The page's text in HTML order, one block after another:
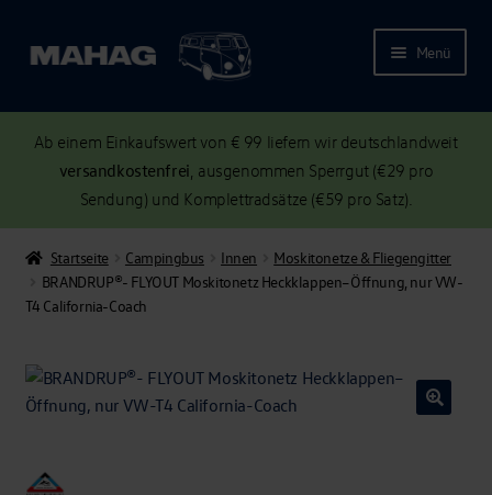
Menü
Ab einem Einkaufswert von € 99 liefern wir deutschlandweit
versandkostenfrei , ausgenommen Sperrgut (€29 pro
Sendung) und Komplettradsätze (€59 pro Satz).
Startseite Campingbus Innen
Moskitonetze & Fliegengitter
BRANDRUP®- FLYOUT Moskitonetz Heckklappen–Öffnung, nur VW-
T4 California-Coach